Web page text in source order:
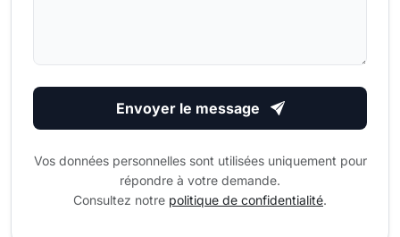
Envoyer le message
Vos données personnelles sont utilisées uniquement pour
répondre à votre demande.
Consultez notre politique de confidentialité.